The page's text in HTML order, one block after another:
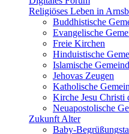
Religiöses Leben in
Buddhistische
Evangelische
Freie Kirchen
Hinduistische
Islamische
Jehovas Zeugen
Katholische
Kirche Jesu Christi
Neuapostolische
Zukunft Alter
Baby-